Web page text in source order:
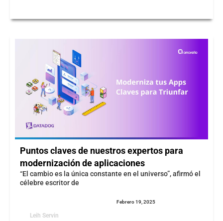
Puntos claves de nuestros expertos para
modernización de aplicaciones
“El cambio es la única constante en el universo”, afirmó el
célebre escritor de
Leih Servin
Febrero 19, 2025